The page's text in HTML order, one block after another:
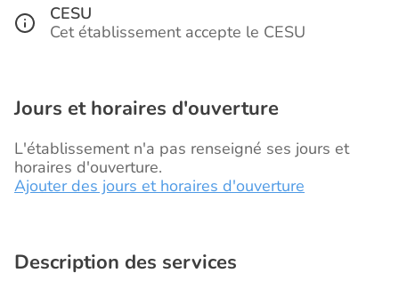
CESU
Cet établissement accepte le CESU
Jours et horaires d'ouverture
L'établissement n'a pas renseigné ses jours et
horaires d'ouverture.
Ajouter des jours et horaires d'ouverture
Description des services